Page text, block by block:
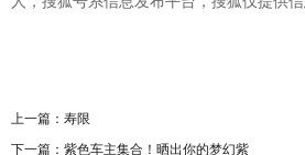
上一篇： 寿限
下一篇： 紫色车主集合！晒出你的梦幻紫